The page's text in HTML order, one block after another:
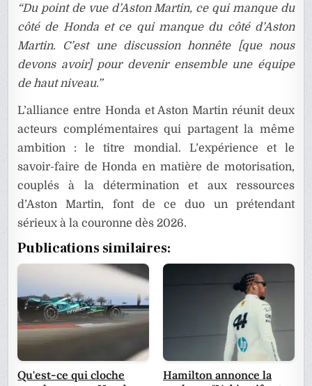
“Du point de vue d’Aston Martin, ce qui manque du
côté de Honda et ce qui manque du côté d’Aston
Martin. C’est une discussion honnête [que nous
devons avoir] pour devenir ensemble une équipe
de haut niveau.”
L’alliance entre Honda et Aston Martin réunit deux
acteurs complémentaires qui partagent la même
ambition : le titre mondial. L’expérience et le
savoir-faire de Honda en matière de motorisation,
couplés à la détermination et aux ressources
d’Aston Martin, font de ce duo un prétendant
sérieux à la couronne dès 2026.
Publications similaires:
Qu'est-ce qui cloche
Hamilton annonce la